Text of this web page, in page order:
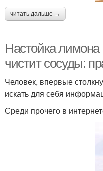
читать дальше →
Настойка лимона
чистит сосуды:
Человек, впервые
искать для себя
Среди прочего в